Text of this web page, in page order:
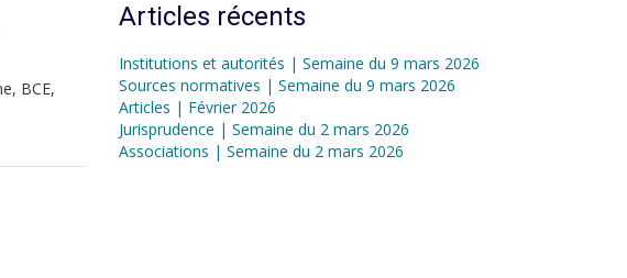
BCE,
Articles récents
Institutions et autorités | Semaine du 9 mars 2026
Sources normatives | Semaine du 9 mars 2026
Articles | Février 2026
Jurisprudence | Semaine du 2 mars 2026
Associations | Semaine du 2 mars 2026